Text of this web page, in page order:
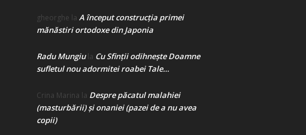
gheorghe la A început construcţia primei
mănăstiri ortodoxe din Japonia
Radu Mungiula Cu Sfinții odihnește Doamne
sufletul nou adormitei roabei Tale…
Crina Marina la Despre păcatul malahiei
(masturbării) şi onaniei (pazei de a nu avea
copii)